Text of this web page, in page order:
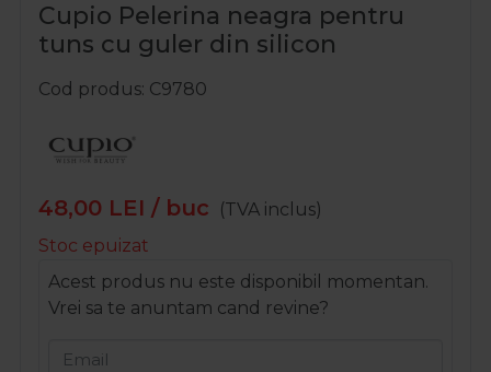
Cupio Pelerina neagra pentru
tuns cu guler din silicon
Cod produs C9780
48,00 LEI / buc
(TVA inclus)
Stoc epuizat
Acest produs nu este disponibil momentan.
Vrei sa te anuntam cand revine?
Email